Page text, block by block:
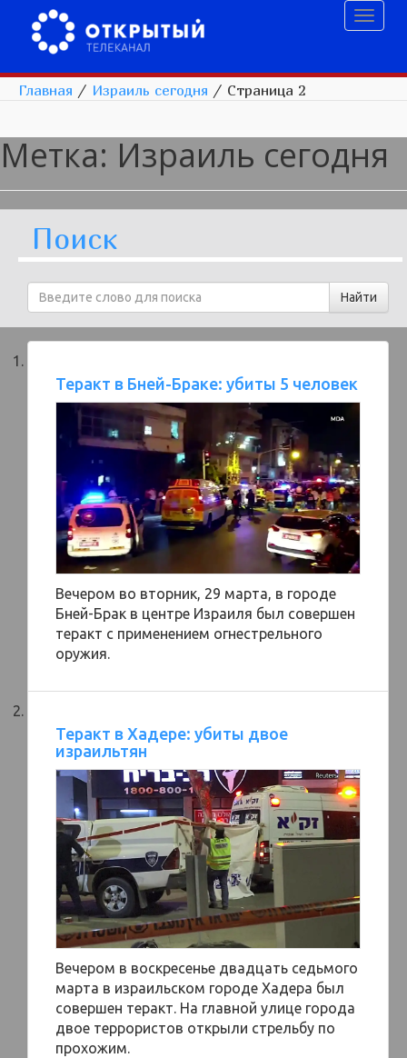
Главная / Израиль сегодня / Страница 2
Метка: Израиль сегодня
Поиск
Теракт в Бней-Браке: убиты 5 человек
Вечером во вторник, 29 марта, в городе
Бней-Брак в центре Израиля был совершен
теракт с применением огнестрельного
оружия.
Теракт в Хадере: убиты двое
израильтян
Вечером в воскресенье двадцать седьмого
марта в израильском городе Хадера был
совершен теракт. На главной улице города
двое террористов открыли стрельбу по
прохожим.